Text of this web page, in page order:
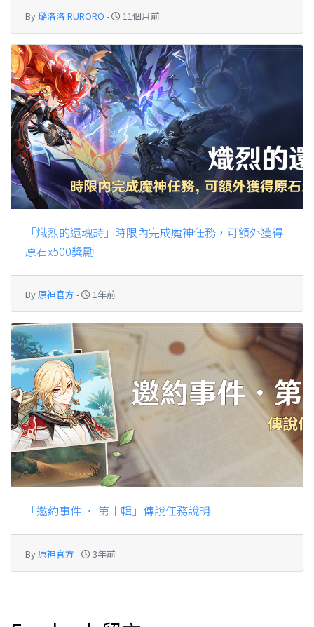
By璐洛洛 RURORO - 11個月前
「熾烈的還魂詩」時限內完成魔神任務，可額外獲得
原石x500獎勵
By 原神官方 - 1年前
「邀約事件 · 第十輯」傳說任務說明
By 原神官方 - 3年前